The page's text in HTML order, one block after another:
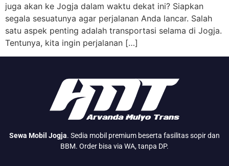
juga akan ke Jogja dalam waktu dekat ini? Siapkan
segala sesuatunya agar perjalanan Anda lancar. Salah
satu aspek penting adalah transportasi selama di Jogja.
Tentunya, kita ingin perjalanan […]
Sewa Mobil Jogja. Sedia mobil premium beserta fasilitas sopir dan
BBM. Order bisa via WA, tanpa DP.